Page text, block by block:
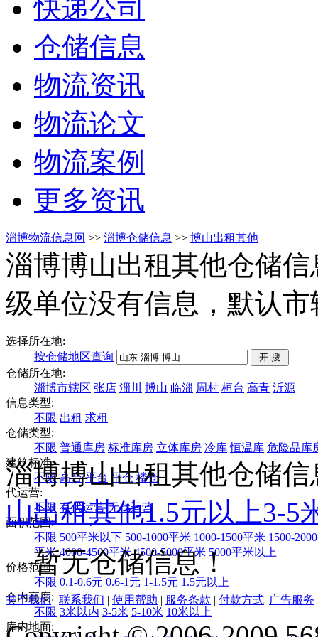
快递公司
仓储信息
物流资讯
物流论文
物流案例
更多资讯
淄博物流信息网 >> 淄博仓储信息 >> 博山出租其他
淄博博山出租其他仓储信
级单位没有信息，默认
选择所在地:
按仓储地区查询
仓储所在地:
淄博市辖区 张店 淄川 博山 临淄 周村 桓台 高青 沂源
信息类型:
不限 出租 求租
仓储类型:
不限 普通库房 标准库房 立体库房 冷库 恒温库 危险品库
建筑标准:
不限 高台 平台 平仓 楼仓
代运营:
不限 有代运营 无代运营
面积范围:
不限 500平米以下 500-1000平米 1000-1500平米 1500-
平米 4000-4500平米 4500-5000平米 5000平米以上
价格范围:
不限 0.1-0.6元 0.6-1元 1-1.5元 1.5元以上
仓内高度:
不限 3米以内 3-5米 5-10米 10米以上
库内地面:
淄博博山出租其他仓储信
山出租其他1.5元以上3-5
暂无仓储信息！
关于我们| 联系我们 | 使用帮助 | 服务条款 | 付款方式| 广告服务